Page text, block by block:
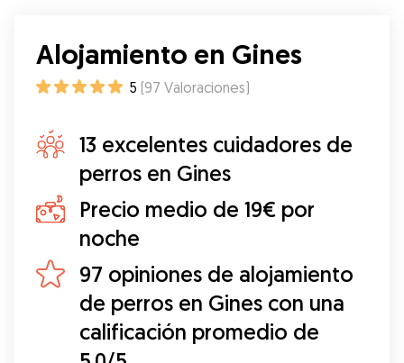
Alojamiento en Gines
5 (97 Valoraciones)
13 excelentes cuidadores de
perros en Gines
Precio medio de 19€ por
noche
97 opiniones de alojamiento
de perros en Gines con una
calificación promedio de